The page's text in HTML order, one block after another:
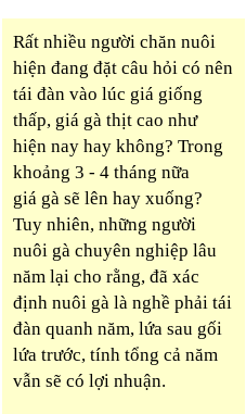
Rất nhiều người chăn nuôi
hiện đang đặt câu hỏi có nên
tái đàn vào lúc giá giống
thấp, giá gà thịt cao như
hiện nay hay không? Trong
khoảng 3 - 4 tháng nữa
giá gà sẽ lên hay xuống?
Tuy nhiên, những người
nuôi gà chuyên nghiệp lâu
năm lại cho rằng, đã xác
định nuôi gà là nghề phải tái
đàn quanh năm, lứa sau gối
lứa trước, tính tổng cả năm
vẫn sẽ có lợi nhuận.